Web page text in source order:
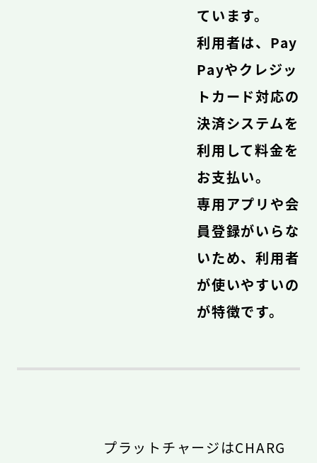
ています。
利用者は、Pay
Payやクレジッ
トカード対応の
決済システムを
利用して料金を
お支払い。
専用アプリや会
員登録がいらな
いため、利用者
が使いやすいの
が特徴です。
プラットチャージはCHARG